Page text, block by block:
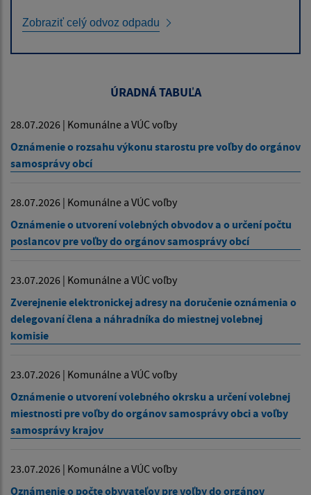
Zobraziť celý odvoz odpadu
ÚRADNÁ TABUĽA
28.07.2026 | Komunálne a VÚC voľby
Oznámenie o rozsahu výkonu starostu pre voľby do orgánov
samosprávy obcí
28.07.2026 | Komunálne a VÚC voľby
Oznámenie o utvorení volebných obvodov a o určení počtu
poslancov pre voľby do orgánov samosprávy obcí
23.07.2026 | Komunálne a VÚC voľby
Zverejnenie elektronickej adresy na doručenie oznámenia o
delegovaní člena a náhradníka do miestnej volebnej
komisie
23.07.2026 | Komunálne a VÚC voľby
Oznámenie o utvorení volebného okrsku a určení volebnej
miestnosti pre voľby do orgánov samosprávy obci a voľby
samosprávy krajov
23.07.2026 | Komunálne a VÚC voľby
Oznámenie o počte obyvateľov pre voľby do orgánov